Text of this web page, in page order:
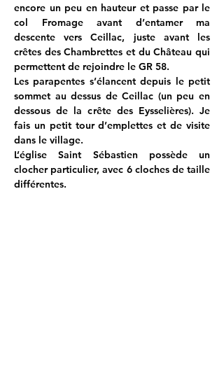
encore un peu en hauteur et passe par le
col Fromage avant d’entamer ma
descente vers Ceillac, juste avant les
crêtes des Chambrettes et du Château qui
permettent de rejoindre le GR 58.
Les parapentes s’élancent depuis le petit
sommet au dessus de Ceillac (un peu en
dessous de la crête des Eysselières). Je
fais un petit tour d’emplettes et de visite
dans le village.
L’église Saint Sébastien possède un
clocher particulier, avec 6 cloches de taille
différentes.